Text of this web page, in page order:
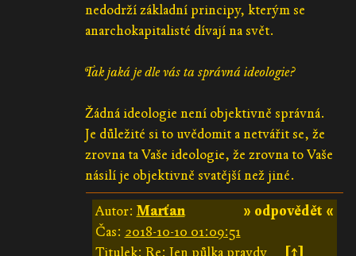
nedodrží základní principy, kterým se
anarchokapitalisté dívají na svět.
Tak jaká je dle vás ta správná ideologie?
Žádná ideologie není objektivně správná.
Je důležité si to uvědomit a netvářit se, že
zrovna ta Vaše ideologie, že zrovna to Vaše
násilí je objektivně svatější než jiné.
» odpovědět «
Autor: Marťan
Čas: 2018-10-10 01:09:51
Titulek: Re: Jen půlka pravdy
[↑]